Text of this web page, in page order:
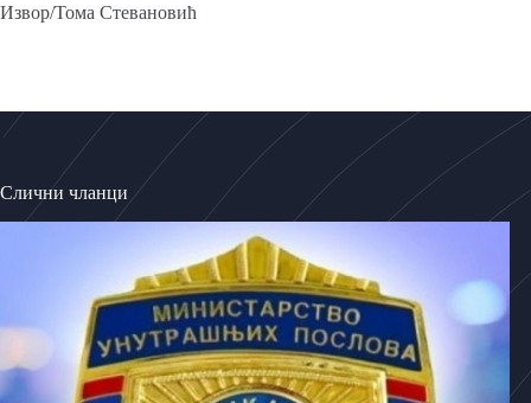
Извор/Тома Стевановић
Слични чланци